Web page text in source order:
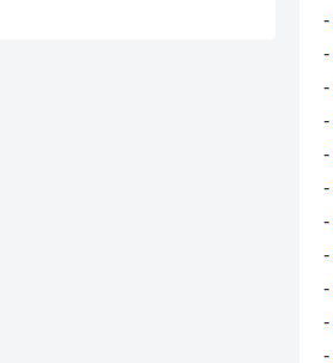
-
-
-
-
-
-
-
-
-
-
-